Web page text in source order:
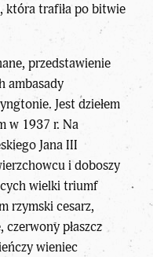
która trafiła po bitwie
przedstawienie
ambasady
Jest dziełem
w 1937 r. Na
Jana III
i doboszy
wielki triumf
rzymski cesarz,
płaszcz
wieniec